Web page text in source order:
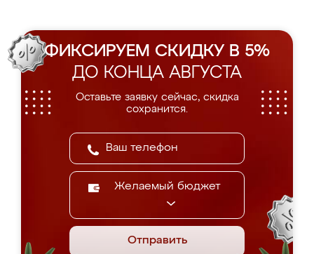
ФИКСИРУЕМ СКИДКУ В 5%
ДО КОНЦА АВГУСТА
Оставьте заявку сейчас, скидка
сохранится.
Желаемый бюджет
Отправить